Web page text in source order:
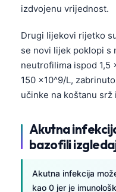
izdvojenu vrijednost.
Drugi lijekovi rijetko
se novi lijek poklopi s
neutrofilima ispod 1,5
150 x10^9/L,
učinke na koštanu
Akutna
bazofili
Akutna infekcija
kao 0 jer je
Suomi
كوردی‎
پښتو
සිංහල
অসমীয়া
Galego
Македонски јазик